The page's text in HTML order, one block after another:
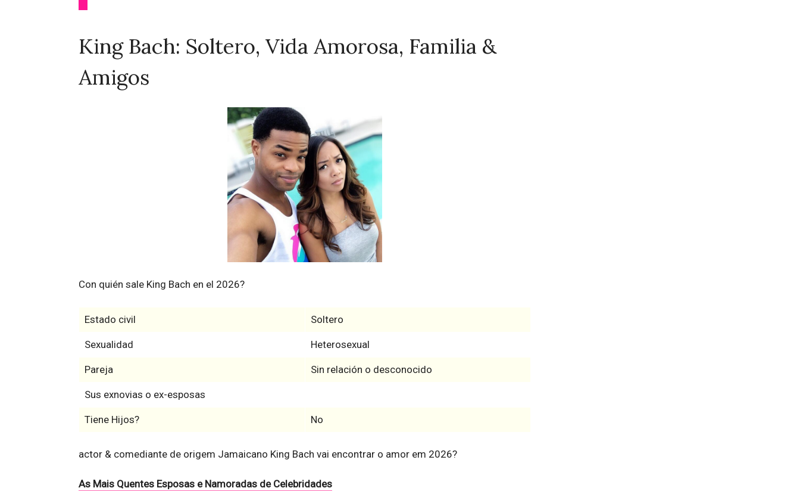
King Bach: Soltero, Vida Amorosa, Familia &
Amigos
Con quién sale King Bach en el 2026?
Estado civil Soltero
Sexualidad Heterosexual
Pareja Sin relación o desconocido
Sus exnovias o ex-esposas
Tiene Hijos? No
actor & comediante de origem Jamaicano King Bach vai encontrar o amor em 2026?
As Mais Quentes Esposas e Namoradas de Celebridades